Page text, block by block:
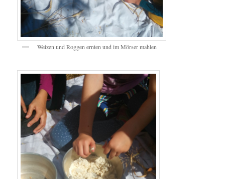
Weizen und Roggen ernten und im Mörser mahlen